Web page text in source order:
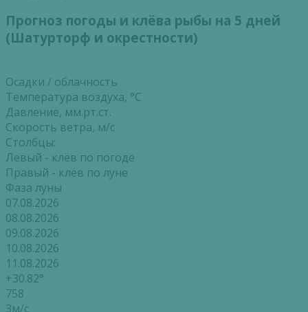
Прогноз погоды и клёва рыбы на 5 дней
(Шатурторф и окрестности)
Осадки / облачность
Температура воздуха, °С
Давление, мм.рт.ст.
Скорость ветра, м/с
Столбцы:
Левый - клёв по погоде
Правый - клёв по луне
Фаза луны
07.08.2026
08.08.2026
09.08.2026
10.08.2026
11.08.2026
+30.82°
758
3м/с